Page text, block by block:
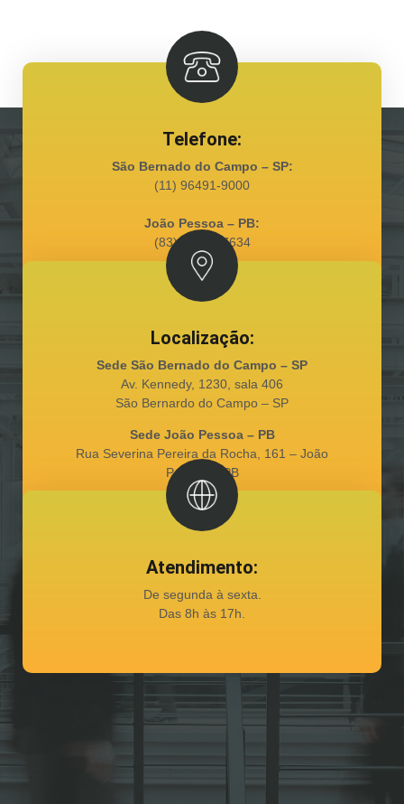
Telefone:
São Bernado do Campo – SP:
(11) 96491-9000
João Pessoa – PB:
(83) 98128-7634
Localização:
Sede São Bernado do Campo – SP
Av. Kennedy, 1230, sala 406
São Bernardo do Campo – SP
Sede João Pessoa – PB
Rua Severina Pereira da Rocha, 161 – João
Pessoa – PB
Atendimento:
De segunda à sexta.
Das 8h às 17h.